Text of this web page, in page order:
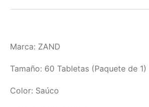
Marca: ZAND
Tamaño: 60 Tabletas (Paquete de 1)
Color: Saúco